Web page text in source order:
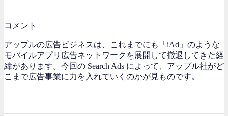
コメント
アップルの広告ビジネスは、これまでにも「iAd」のような
モバイルアプリ広告ネットワークを展開して撤退してきた経
緯があります。今回の Search Ads によって、アップル社がど
こまで広告事業に力を入れていくのかが見ものです。